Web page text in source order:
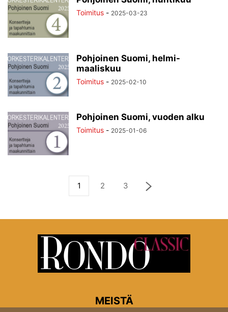
Toimitus - 2025-03-23
Pohjoinen Suomi, helmi-
maaliskuu
Toimitus - 2025-02-10
Pohjoinen Suomi, vuoden alku
Toimitus - 2025-01-06
1 2 3
MEISTÄ